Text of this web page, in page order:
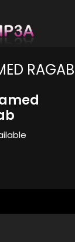
RAGAB